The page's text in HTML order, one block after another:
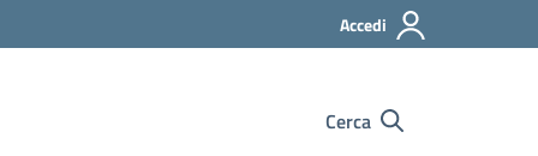
Accedi
Cerca